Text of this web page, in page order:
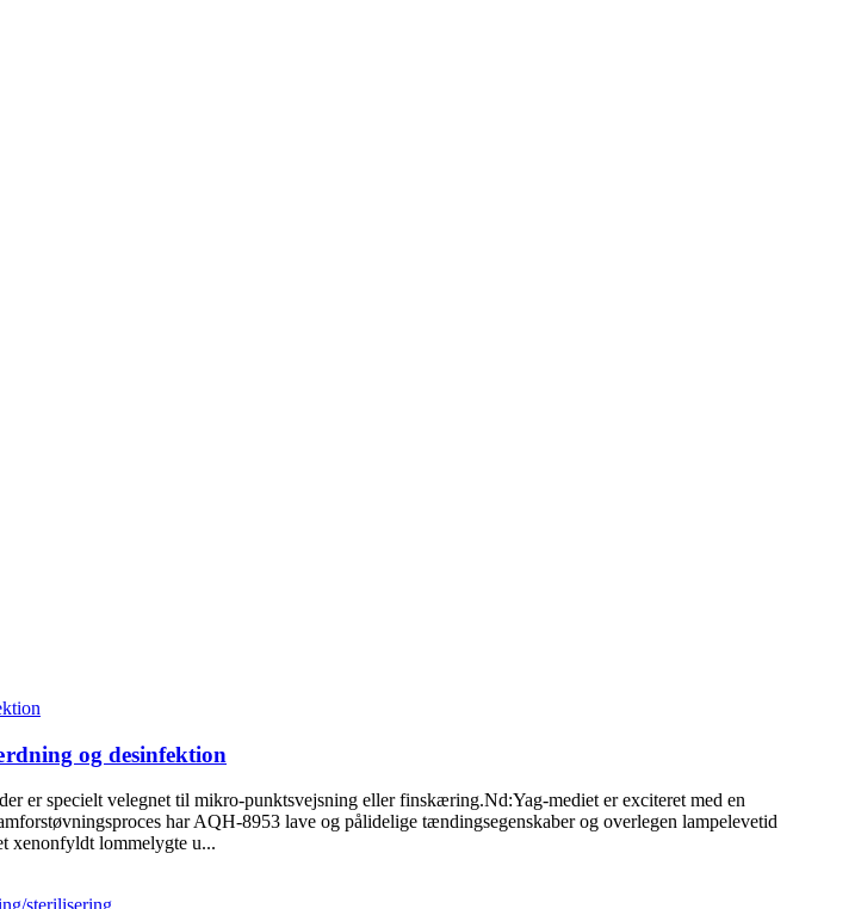
og desinfektion
er specielt velegnet til mikro-punktsvejsning eller finskæring.Nd:Yag-mediet er exciteret med en
har AQH-8953 lave og pålidelige tændingsegenskaber og overlegen lampelevetid
xenonfyldt lommelygte u...